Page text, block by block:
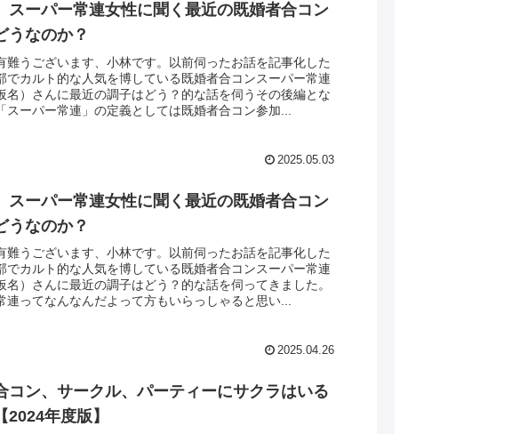
スーパー常連女性に聞く最近の既婚者合コン
うなのか？
難うございます、小林です。以前伺ったお話を記事化した
でカルト的な人気を博している既婚者合コンスーパー常連
名）さんに最近の調子はどう？的な話を伺うその後編とな
スーパー常連」の定義としては既婚者合コン参加...
2025.05.03
スーパー常連女性に聞く最近の既婚者合コン
うなのか？
難うございます、小林です。以前伺ったお話を記事化した
でカルト的な人気を博している既婚者合コンスーパー常連
名）さんに最近の調子はどう？的な話を伺ってきました。
連ってなんなんだよって方もいらっしゃると思い...
2025.04.26
コン、サークル、パーティーにサクラはいる
2024年度版】